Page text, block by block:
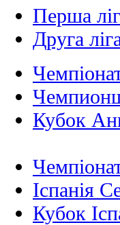
Перша
Друга
Кубок
Іспанія
Кубок